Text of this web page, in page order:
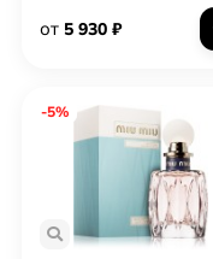
от 5 930 ₽
-5%